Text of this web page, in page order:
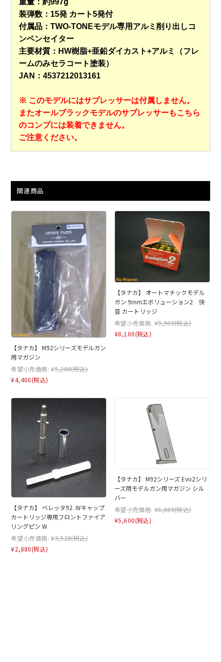
重量：約997g
装弾数：15発 カート5発付
付属品：TWO-TONEモデル専用アルミ削り出しコ
ンペンセイター
主要材質：HW樹脂+亜鉛ダイカスト+アルミ（フレ
ームのみセラコート塗装）
JAN：4537212013161
※ このモデルにはサプレッサーは付属しません。
またオールブラックモデルのサプレッサーもこちら
のコンプには装着できません。
ご注意ください。
関連商品
【タナカ】 M92シリーズモデルガン
用マガジン
希望小売価格: ¥5,280(税込)
¥4,400(税込)
【タナカ】 オートマチックモデル
ガン 9mmエボリューション2 快
音 カートリッジ
希望小売価格: ¥9,900(税込)
¥8,100(税込)
【タナカ】 ベレッタ92 .Wキャップ
カートリッジ専用フロントファイア
リングピン W
希望小売価格: ¥3,520(税込)
¥2,880(税込)
【タナカ】 M92シリーズ Evo2シリ
ーズ用モデルガン用マガジン シル
バー
希望小売価格: ¥6,600(税込)
¥5,600(税込)